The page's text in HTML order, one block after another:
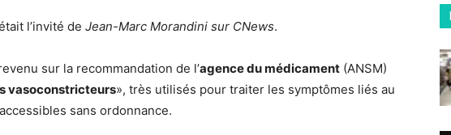
l’invité de Jean-Marc Morandini sur CNews.
sur la recommandation de l’agence du médicament (ANSM)
vasoconstricteurs», très utilisés pour traiter les symptômes liés au
sans ordonnance.